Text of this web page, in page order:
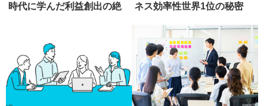
時代に学んだ利益創出の絶
ネス効率性世界1位の秘密